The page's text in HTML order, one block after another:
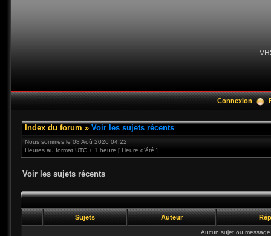
Connexion
Index du forum » Voir les sujets récents
Nous sommes le 08 Aoû 2026 04:22
Heures au format UTC + 1 heure [ Heure d’été ]
Voir les sujets récents
Sujets Auteur
Aucun sujet ou